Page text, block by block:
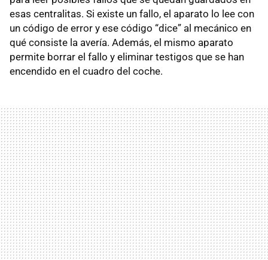
esas centralitas. Si existe un fallo, el aparato lo lee con
un código de error y ese código “dice” al mecánico en
qué consiste la avería. Además, el mismo aparato
permite borrar el fallo y eliminar testigos que se han
encendido en el cuadro del coche.